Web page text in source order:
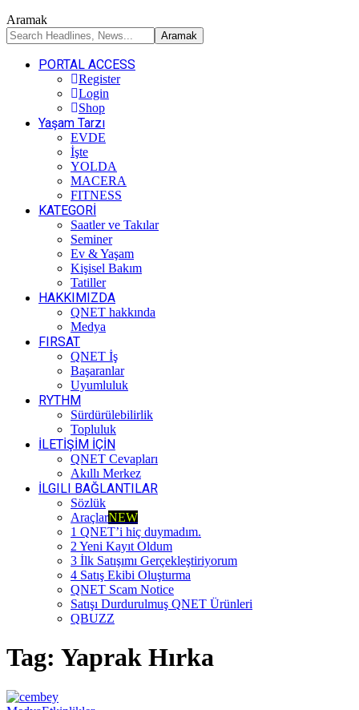
Aramak
PORTAL ACCESS
Register
Login
Shop
Yaşam Tarzı
EVDE
İşte
YOLDA
MACERA
FITNESS
KATEGORİ
Saatler ve Takılar
Seminer
Ev & Yaşam
Kişisel Bakım
Tatiller
HAKKIMIZDA
QNET hakkında
Medya
FIRSAT
QNET İş
Başaranlar
Uyumluluk
RYTHM
Sürdürülebilirlik
Topluluk
İLETİŞİM İÇİN
QNET Cevapları
Akıllı Merkez
İLGILI BAĞLANTILAR
Sözlük
AraçlarNEW
1 QNET’i hiç duymadım.
2 Yeni Kayıt Oldum
3 İlk Satışımı Gerçekleştiriyorum
4 Satış Ekibi Oluşturma
QNET Scam Notice
Satışı Durdurulmuş QNET Ürünleri
QBUZZ
Tag: Yaprak Hırka